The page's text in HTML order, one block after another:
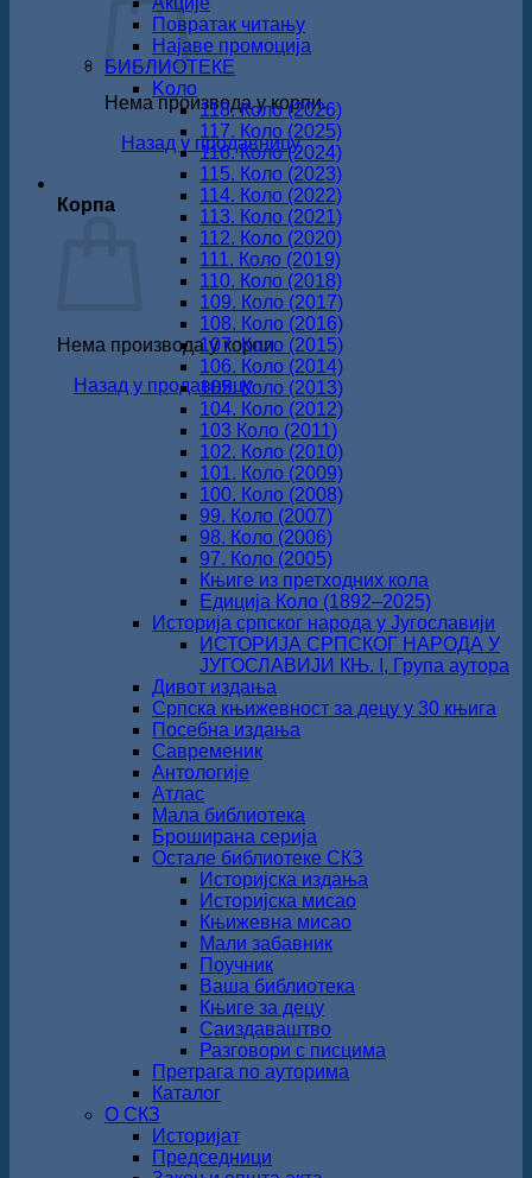
Нема производа у корпи.
Назад у продавницу
Корпа
Нема производа у корпи.
Назад у продавницу
Повратак читању
Најаве промоција
БИБЛИОТЕКЕ
Koло
118. Коло (2026)
117. Коло (2025)
116. Коло (2024)
115. Коло (2023)
114. Коло (2022)
113. Коло (2021)
112. Коло (2020)
111. Коло (2019)
110. Коло (2018)
109. Коло (2017)
108. Коло (2016)
107. Коло (2015)
106. Коло (2014)
105. Коло (2013)
104. Коло (2012)
103 Коло (2011)
102. Коло (2010)
101. Коло (2009)
100. Коло (2008)
99. Коло (2007)
98. Коло (2006)
97. Коло (2005)
Књиге из претходних кола
Едиција Коло (1892‒2025)
Историја српског народа у Југославији
ИСТОРИЈА СРПСКОГ НАРОДА У
ЈУГОСЛАВИЈИ КЊ. I, Група аутора
Дивот издања
Српска књижевност за децу у 30 књига
Посебна издања
Савременик
Антологије
Атлас
Мала библиотека
Броширана серија
Остале библиотеке СКЗ
Историјска издања
Историјска мисао
Књижевна мисао
Мали забавник
Поучник
Ваша библиотека
Књиге за децу
Саиздаваштво
Разговори с писцима
Претрага по ауторима
Каталог
О СКЗ
Историјат
Председници